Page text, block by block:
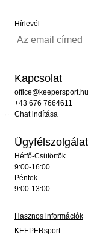
Hírlevél
Kapcsolat
office@keepersport.hu
+43 676 7664611
Chat indítása
Ügyfélszolgálat
Hétfő-Csütörtök
9:00-16:00
Péntek
9:00-13:00
Hasznos információk
KEEPERsport